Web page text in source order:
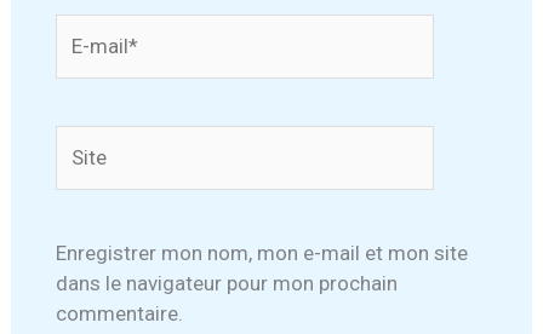
mail*
Enregistrer mon nom, mon e-mail et mon site
dans le navigateur pour mon prochain
commentaire.